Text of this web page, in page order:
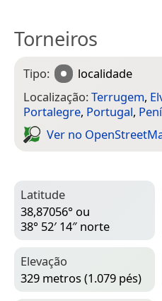
Torneiros
Tipo:
localidade
Localização:Terrugem,
Portalegre, Portugal,
Ver no
Latitude
38,87056° ou
38° 52′ 14″ norte
Elevação
329 metros (1.079 pés)